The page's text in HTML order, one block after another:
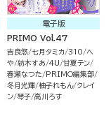
電子版
PRIMO Vol.47
吉良悠 七月タミカ 310 へ
や 紡木すあ 4U 甘夏テン
春瀬なつた
PRIMO編集部
冬月光輝 柚子れもん クレイ
ン 琴子 高川ろす